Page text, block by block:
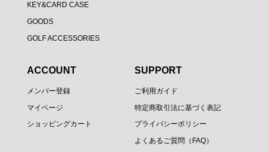
KEY&CARD CASE
GOODS
GOLF ACCESSORIES
ACCOUNT
メンバー登録
マイページ
ショッピングカート
SUPPORT
ご利用ガイド
特定商取引法に基づく表記
プライバシーポリシー
よくあるご質問（FAQ）